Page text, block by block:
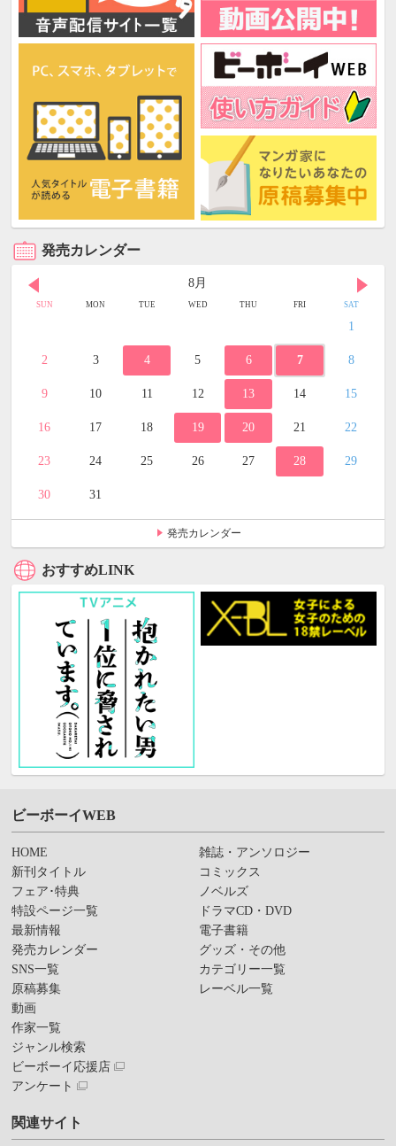
発売カレンダー
8月
SUN MON TUE WED THU FRI SAT
1
2 3 4 5 6 7 8
9 10 11 12 13 14 15
16 17 18 19 20 21 22
23 24 25 26 27 28 29
30 31
発売カレンダー
おすすめLINK
ビーボーイWEB
HOME
新刊タイトル
フェア･特典
特設ページ一覧
最新情報
発売カレンダー
SNS一覧
原稿募集
動画
作家一覧
ジャンル検索
ビーボーイ応援店
アンケート
雑誌・アンソロジー
コミックス
ノベルズ
ドラマCD・DVD
電子書籍
グッズ・その他
カテゴリー一覧
レーベル一覧
関連サイト